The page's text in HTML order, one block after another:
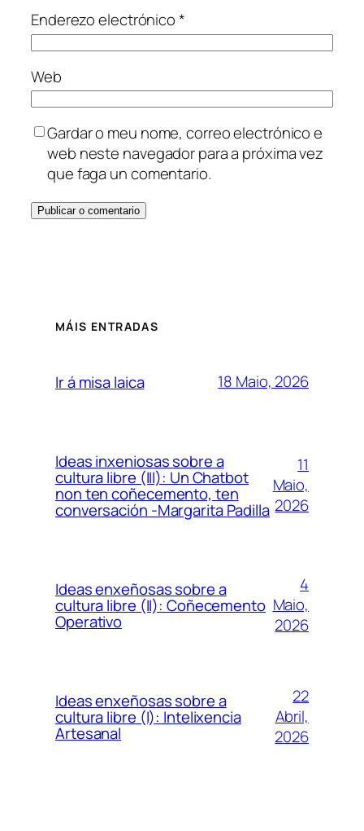
Enderezo electrónico*
Web
Gardar o meu nome, correo electrónico e
web neste navegador para a próxima vez
que faga un comentario.
MÁIS ENTRADAS
Ir á misa laica 18 Maio, 2026
Ideas inxeniosas sobre a
cultura libre (III): Un Chatbot
non ten coñecemento, ten
conversación -Margarita Padilla
11
Maio,
2026
Ideas enxeñosas sobre a
cultura libre (II): Coñecemento
Operativo
4
Maio,
2026
Ideas enxeñosas sobre a
cultura libre (I): Intelixencia
Artesanal
22
Abril,
2026